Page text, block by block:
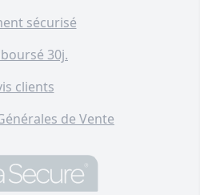
sécurisé
30j.
clients
de Vente